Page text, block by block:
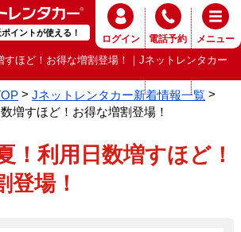
イントが使える！
ログイン 電話予約 メニュー
ほど！お得な増割登場！｜Jネットレンタカー
Jネットレンタカー新着情報一覧
増すほど！お得な増割登場！
！利用日数増すほど！
登場！